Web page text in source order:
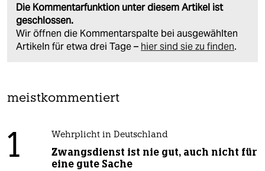
Die Kommentarfunktion unter diesem Artikel ist
geschlossen.
Wir öffnen die Kommentarspalte bei ausgewählten
Artikeln für etwa drei Tage – hier sind sie zu finden.
meistkommentiert
1 Wehrplicht in Deutschland
Zwangsdienst ist nie gut, auch nicht für
eine gute Sache